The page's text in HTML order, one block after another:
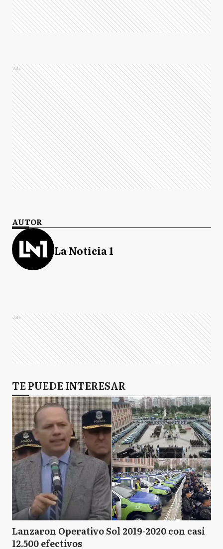
Ads
AUTOR
La Noticia 1
Ads
TE PUEDE INTERESAR
Lanzaron Operativo Sol 2019-2020 con casi
12.500 efectivos